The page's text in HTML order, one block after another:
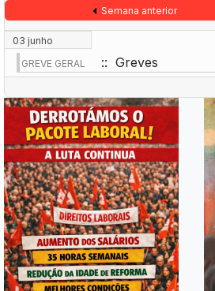
Semana anterior
03 junho
GREVE GERAL
:: Greves